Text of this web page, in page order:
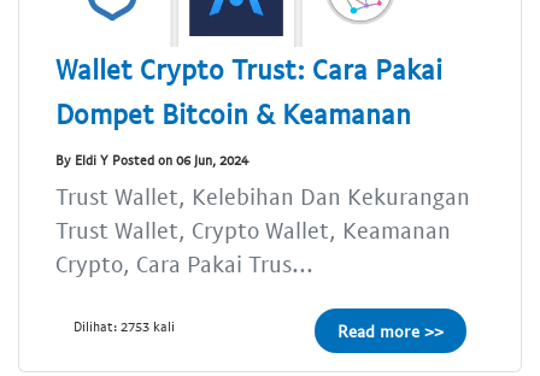
Wallet Crypto Trust: Cara Pakai
Dompet Bitcoin & Keamanan
By Eldi Y Posted on 06 Jun, 2024
Trust Wallet, Kelebihan Dan Kekurangan
Trust Wallet, Crypto Wallet, Keamanan
Crypto, Cara Pakai Trus...
Dilihat: 2753 kali Read more >>